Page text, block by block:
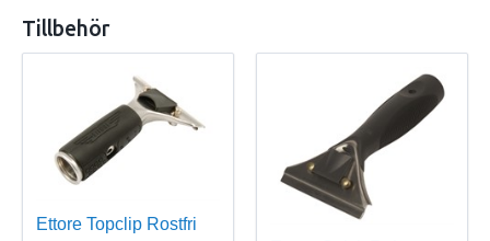
Tillbehör
Ettore Topclip Rostfri